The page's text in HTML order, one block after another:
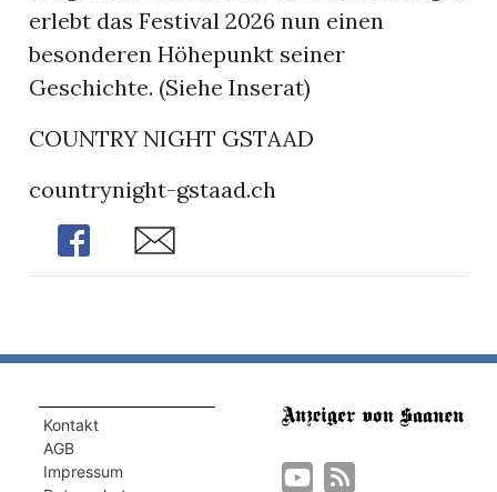
erlebt das Festival 2026 nun einen
besonderen Höhepunkt seiner
Geschichte. (Siehe Inserat)
COUNTRY NIGHT GSTAAD
countrynight-gstaad.ch
Share
Share
Kontakt
AGB
Impressum